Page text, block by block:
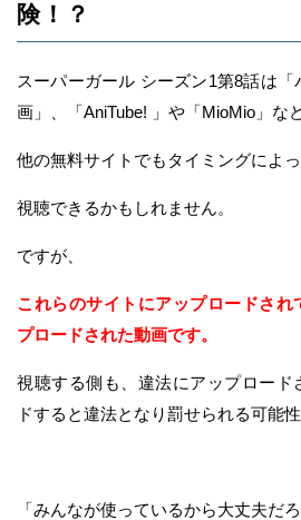
険！？
スーパーガール シーズン1第8話は
画」、「AniTube! 」や「MioMio」な
他の無料サイトでもタイミングによ
視聴できるかもしれません。
ですが、
これらのサイトにアップロードされ
プロードされた動画です。
視聴する側も、違法にアップロード
ドすると違法となり罰せられる可能性
「みんなが使っているから大丈夫だろ